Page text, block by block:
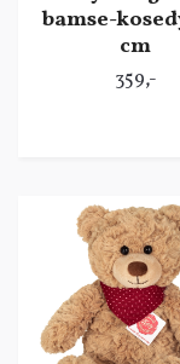
bamse-
cm
359,-